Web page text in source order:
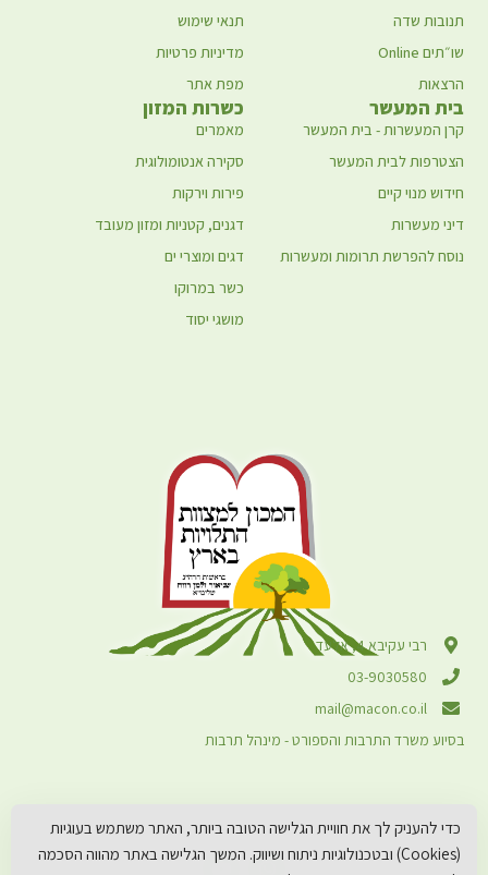
רבי עקיבא 4, אלעד
03-9030580
mail@macon.co.il
בסיוע משרד התרבות והספורט - מינהל תרבות
תנאי שימוש
מדיניות פרטיות
מפת אתר
תנובות שדה
שו״תים Online
הרצאות
כשרות המזון
מאמרים
סקירה אנטומולוגית
פירות וירקות
דגנים, קטניות ומזון מעובד
דגים ומוצרי ים
כשר במרוקו
מושגי יסוד
בית המעשר
קרן המעשרות - בית המעשר
הצטרפות לבית המעשר
חידוש מנוי קיים
דיני מעשרות
נוסח להפרשת תרומות ומעשרות
כדי להעניק לך את חוויית הגלישה הטובה ביותר, האתר משתמש בעוגיות
(Cookies) ובטכנולוגיות ניתוח ושיווק. המשך הגלישה באתר מהווה הסכמה